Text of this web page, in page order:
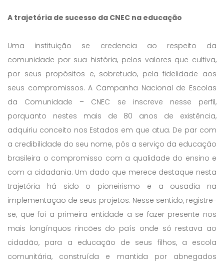
A trajetória de sucesso da CNEC na educação
Uma instituição se credencia ao respeito da
comunidade por sua história, pelos valores que cultiva,
por seus propósitos e, sobretudo, pela fidelidade aos
seus compromissos. A Campanha Nacional de Escolas
da Comunidade – CNEC se inscreve nesse perfil,
porquanto nestes mais de 80 anos de existência,
adquiriu conceito nos Estados em que atua. De par com
a credibilidade do seu nome, pôs a serviço da educação
brasileira o compromisso com a qualidade do ensino e
com a cidadania. Um dado que merece destaque nesta
trajetória há sido o pioneirismo e a ousadia na
implementação de seus projetos. Nesse sentido, registre-
se, que foi a primeira entidade a se fazer presente nos
mais longínquos rincões do país onde só restava ao
cidadão, para a educação de seus filhos, a escola
comunitária, construída e mantida por abnegados